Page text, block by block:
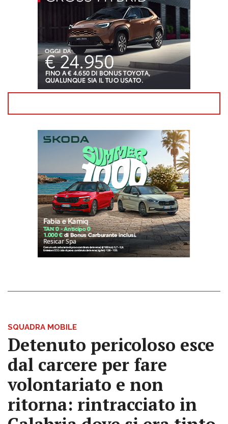
SQUADRA MOBILE
Detenuto pericoloso esce
dal carcere per fare
volontariato e non
ritorna: rintracciato in